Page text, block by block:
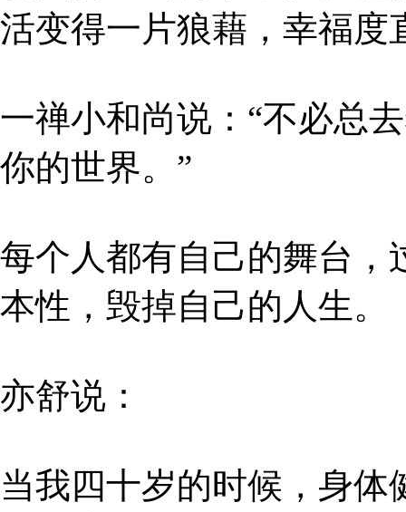
活变得一片狼藉，幸福度
一禅小和尚说：“不必总
你的世界。”
每个人都有自己的舞台，
本性，毁掉自己的人生。
亦舒说：
当我四十岁的时候，身